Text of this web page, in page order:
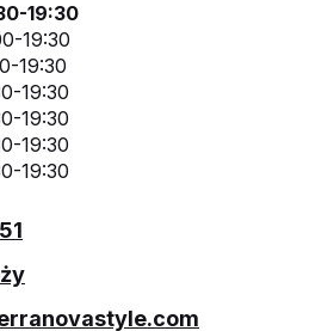
19:30
19:30
19:30
19:30
19:30
19:30
19:30